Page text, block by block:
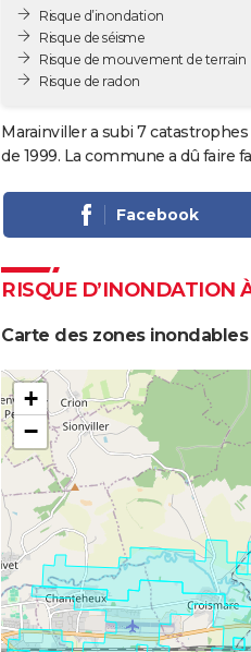
Risque d’inondation
Risque de séisme
Risque de mouvement de terrain
Risque de radon
Marainviller a subi 7
de 1999. La commune a dû faire
Facebook
RISQUE D’INONDATION
Carte des zones inondables
+
−